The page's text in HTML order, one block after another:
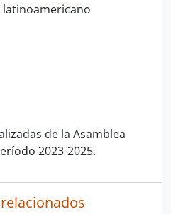
latinoamericano
de la Asamblea
2023-2025.